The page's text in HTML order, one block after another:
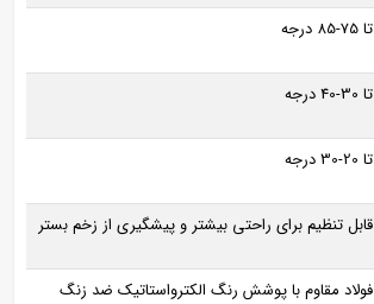
تا 75-85 درجه
تا 30-40 درجه
تا 20-30 درجه
قابل تنظیم برای راحتی بیشتر و پیشگیری از زخم بستر
فولاد مقاوم با پوشش رنگ الکترواستاتیک ضد زنگ